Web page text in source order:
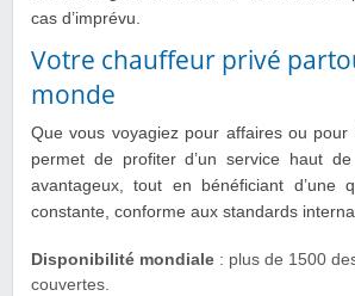
cas d’imprévu.
Votre chauffeur privé
monde
Que vous voyagiez pour affaires ou pour
permet de profiter d’un service haut
avantageux, tout en bénéficiant d’une
constante, conforme aux standards
Disponibilité mondiale : plus de 1500
couvertes.